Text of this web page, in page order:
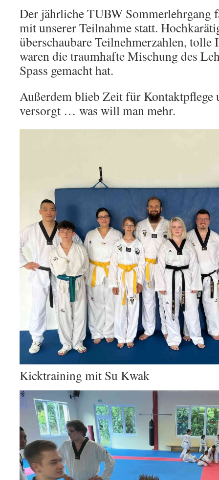
Der jährliche TUBW Sommerlehrgang
mit unserer Teilnahme statt.
überschaubare Teilnehmerzahlen,
waren die traumhafte Mischung des
Spass gemacht hat.
Außerdem blieb Zeit für Kontaktpflege
versorgt … was will man mehr.
Kicktraining mit Su Kwak